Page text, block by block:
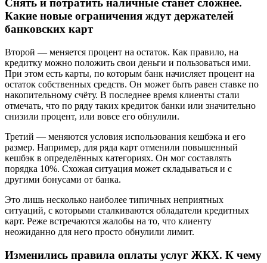
Снять и потратить наличные станет сложнее.
Какие новые ограничения ждут держателей
банковских карт
Второй — меняется процент на остаток. Как правило, на
кредитку можно положить свои деньги и пользоваться ими.
При этом есть карты, по которым банк начисляет процент на
остаток собственных средств. Он может быть равен ставке по
накопительному счёту. В последнее время клиенты стали
отмечать, что по ряду таких кредиток банки или значительно
снизили процент, или вовсе его обнулили.
Третий — меняются условия использования кешбэка и его
размер. Например, для ряда карт отменили повышенный
кешбэк в определённых категориях. Он мог составлять
порядка 10%. Схожая ситуация может складываться и с
другими бонусами от банка.
Это лишь несколько наиболее типичных неприятных
ситуаций, с которыми сталкиваются обладатели кредитных
карт. Реже встречаются жалобы на то, что клиенту
неожиданно для него просто обнулили лимит.
Изменились правила оплаты услуг ЖКХ. К чему